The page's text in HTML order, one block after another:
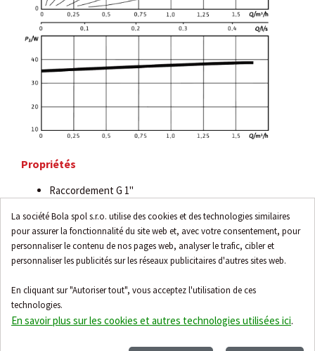
La société Bola spol s.r.o. utilise des cookies et des technologies similaires
pour assurer la fonctionnalité du site web et, avec votre consentement, pour
personnaliser le contenu de nos pages web, analyser le trafic, cibler et
personnaliser les publicités sur les réseaux publicitaires d'autres sites web.
En cliquant sur "Autoriser tout", vous acceptez l'utilisation de ces
technologies.
En savoir plus sur les cookies et autres technologies utilisées ici.
Propriétés
Raccordement G 1"
jusqu'à 2h à +75 °C)
Dureté de l'eau jusqu'à 18 °dH
Protection IP 44